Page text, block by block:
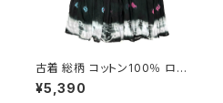
古着 総柄 コットン100％ ロン
グ丈 スカート 黒 紫 (ba26070
20)
¥5,390